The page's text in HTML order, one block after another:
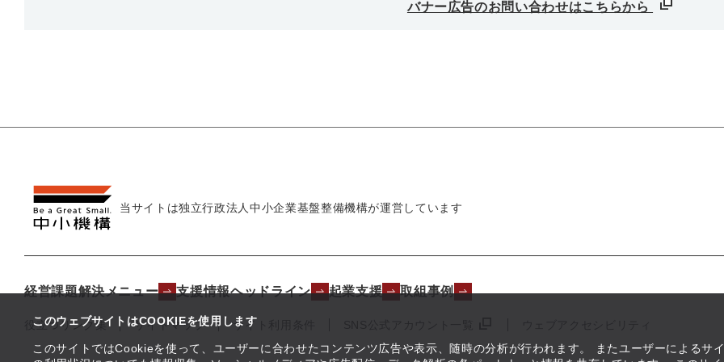
このウェブサイトはCOOKIEを使用します
このサイトではCookieを使って、ユーザーに合わせたコンテンツ広告や表示、随時の分析が行われます。 またユーザーによるサ
バナー広告のお問い合わせはこちらから
当サイトは独立行政法人中小企業基盤整備機構が運営しています
経営課題解決メニュー 支援情報ヘッドライン 起業支援 取組事例
役立つリンク集 サイトマップ サイト利用条件